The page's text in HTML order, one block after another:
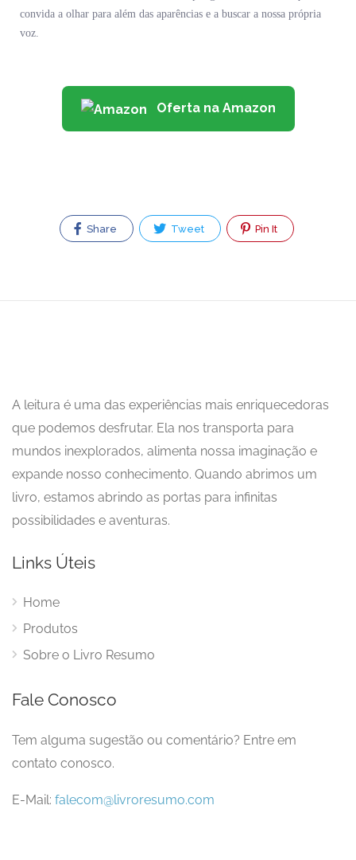
convida a olhar para além das aparências e a buscar a nossa própria
voz.
Oferta na Amazon
Share Tweet Pin It
A leitura é uma das experiências mais enriquecedoras
que podemos desfrutar. Ela nos transporta para
mundos inexplorados, alimenta nossa imaginação e
expande nosso conhecimento. Quando abrimos um
livro, estamos abrindo as portas para infinitas
possibilidades e aventuras.
Links Úteis
Home
Produtos
Sobre o Livro Resumo
Fale Conosco
Tem alguma sugestão ou comentário? Entre em
contato conosco.
E-Mail: falecom@livroresumo.com